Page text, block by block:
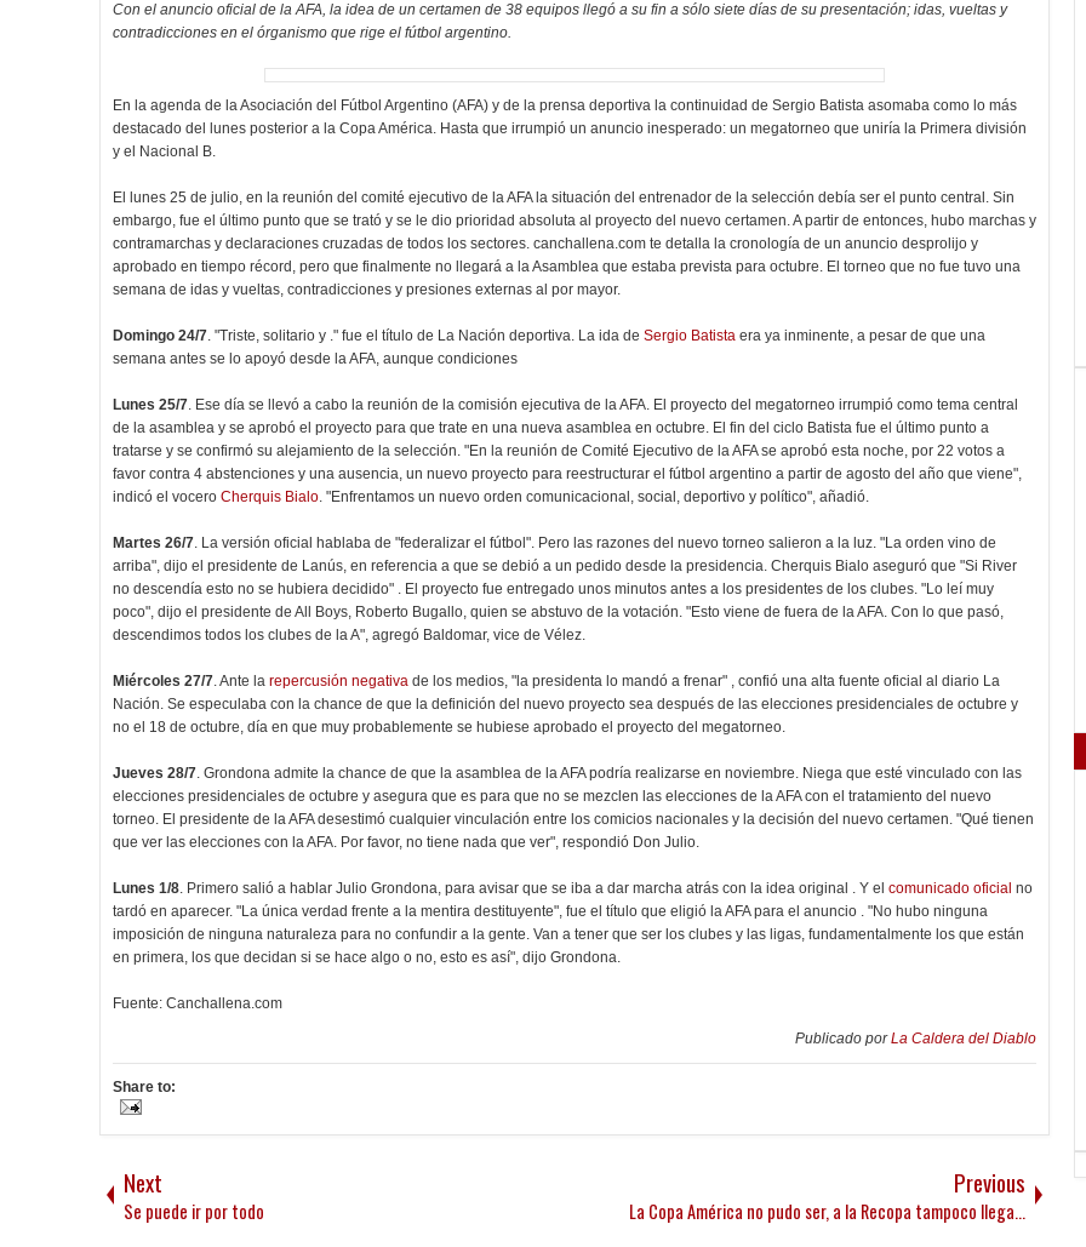
Con el anuncio oficial de la AFA, la idea de un certamen de 38 equipos llegó a su fin a sólo siete días de su presentación; idas, vueltas y
contradicciones en el órganismo que rige el fútbol argentino.
En la agenda de la Asociación del Fútbol Argentino (AFA) y de la prensa deportiva la continuidad de Sergio Batista asomaba como lo más
destacado del lunes posterior a la Copa América. Hasta que irrumpió un anuncio inesperado: un megatorneo que uniría la Primera división
y el Nacional B.
El lunes 25 de julio, en la reunión del comité ejecutivo de la AFA la situación del entrenador de la selección debía ser el punto central. Sin
embargo, fue el último punto que se trató y se le dio prioridad absoluta al proyecto del nuevo certamen. A partir de entonces, hubo marchas y
contramarchas y declaraciones cruzadas de todos los sectores. canchallena.com te detalla la cronología de un anuncio desprolijo y
aprobado en tiempo récord, pero que finalmente no llegará a la Asamblea que estaba prevista para octubre. El torneo que no fue tuvo una
semana de idas y vueltas, contradicciones y presiones externas al por mayor.
Domingo 24/7. "Triste, solitario y ." fue el título de La Nación deportiva. La ida de Sergio Batista era ya inminente, a pesar de que una
semana antes se lo apoyó desde la AFA, aunque condiciones
Lunes 25/7. Ese día se llevó a cabo la reunión de la comisión ejecutiva de la AFA. El proyecto del megatorneo irrumpió como tema central
de la asamblea y se aprobó el proyecto para que trate en una nueva asamblea en octubre. El fin del ciclo Batista fue el último punto a
tratarse y se confirmó su alejamiento de la selección. "En la reunión de Comité Ejecutivo de la AFA se aprobó esta noche, por 22 votos a
favor contra 4 abstenciones y una ausencia, un nuevo proyecto para reestructurar el fútbol argentino a partir de agosto del año que viene",
indicó el vocero Cherquis Bialo. "Enfrentamos un nuevo orden comunicacional, social, deportivo y político", añadió.
Martes 26/7. La versión oficial hablaba de "federalizar el fútbol". Pero las razones del nuevo torneo salieron a la luz. "La orden vino de
arriba", dijo el presidente de Lanús, en referencia a que se debió a un pedido desde la presidencia. Cherquis Bialo aseguró que "Si River
no descendía esto no se hubiera decidido" . El proyecto fue entregado unos minutos antes a los presidentes de los clubes. "Lo leí muy
poco", dijo el presidente de All Boys, Roberto Bugallo, quien se abstuvo de la votación. "Esto viene de fuera de la AFA. Con lo que pasó,
descendimos todos los clubes de la A", agregó Baldomar, vice de Vélez.
Miércoles 27/7. Ante la repercusión negativa de los medios, "la presidenta lo mandó a frenar" , confió una alta fuente oficial al diario La
Nación. Se especulaba con la chance de que la definición del nuevo proyecto sea después de las elecciones presidenciales de octubre y
no el 18 de octubre, día en que muy probablemente se hubiese aprobado el proyecto del megatorneo.
Jueves 28/7. Grondona admite la chance de que la asamblea de la AFA podría realizarse en noviembre. Niega que esté vinculado con las
elecciones presidenciales de octubre y asegura que es para que no se mezclen las elecciones de la AFA con el tratamiento del nuevo
torneo. El presidente de la AFA desestimó cualquier vinculación entre los comicios nacionales y la decisión del nuevo certamen. "Qué tienen
que ver las elecciones con la AFA. Por favor, no tiene nada que ver", respondió Don Julio.
Lunes 1/8. Primero salió a hablar Julio Grondona, para avisar que se iba a dar marcha atrás con la idea original . Y el comunicado oficial no
tardó en aparecer. "La única verdad frente a la mentira destituyente", fue el título que eligió la AFA para el anuncio . "No hubo ninguna
imposición de ninguna naturaleza para no confundir a la gente. Van a tener que ser los clubes y las ligas, fundamentalmente los que están
en primera, los que decidan si se hace algo o no, esto es así", dijo Grondona.
Fuente: Canchallena.com
Publicado porLa Caldera del Diablo
Share to:
Next
Se puede ir por todo
Previous
La Copa América no pudo ser, a la Recopa tampoco llega...